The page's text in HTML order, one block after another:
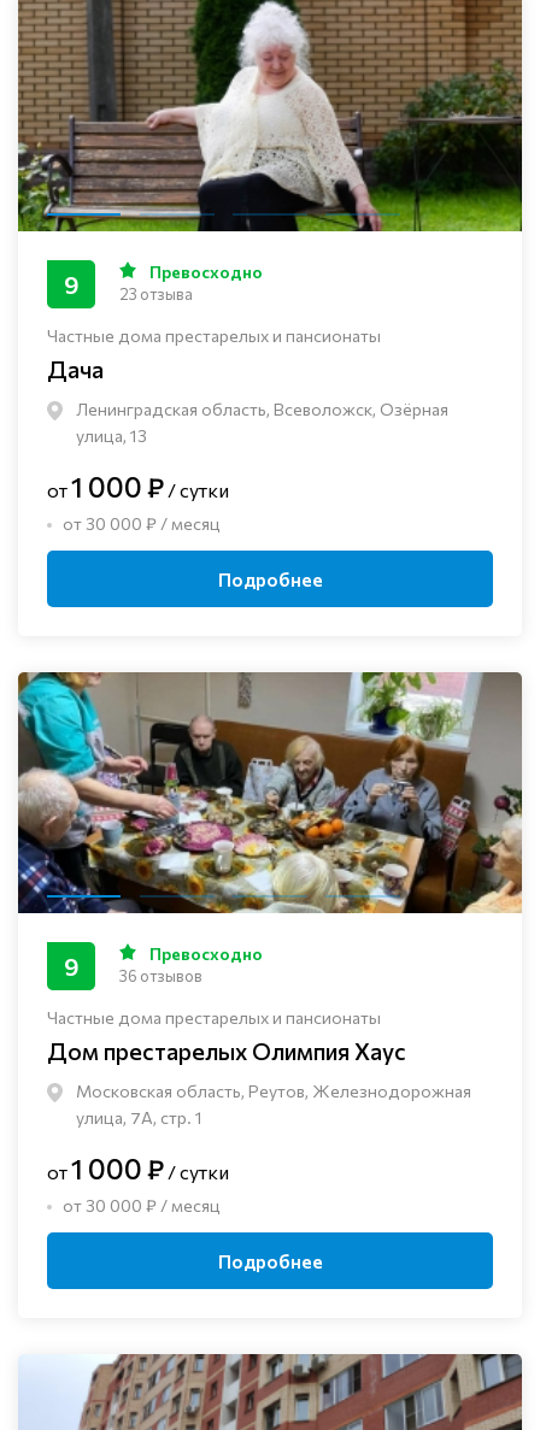
Частные дома престарелых и пансионаты
Дача
Ленинградская область, Всеволожск, Озёрная
улица, 13
9 Превосходно
23 отзыва
от1 000 ₽ / сутки
от 30 000 ₽ / месяц
Подробнее
Частные дома престарелых и пансионаты
Дом престарелых Олимпия Хаус
Московская область, Реутов, Железнодорожная
улица, 7А, стр. 1
9 Превосходно
36 отзывов
от1 000 ₽ / сутки
от 30 000 ₽ / месяц
Подробнее